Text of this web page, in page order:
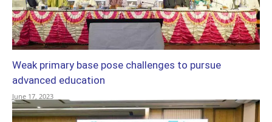
Weak primary base pose challenges to pursue
advanced education
June 17, 2023